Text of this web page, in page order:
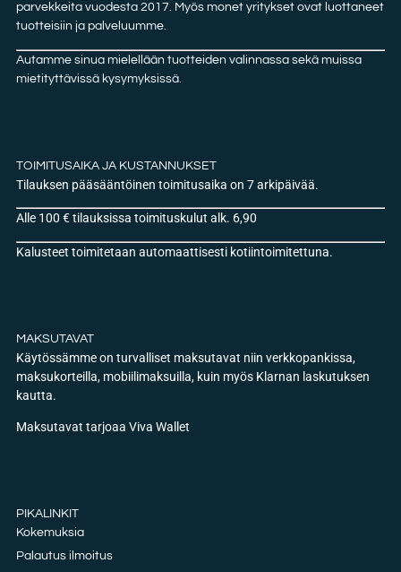
parvekkeita vuodesta 2017. Myös monet yritykset ovat luottaneet
tuotteisiin ja palveluumme.
Autamme sinua mielellään tuotteiden valinnassa sekä muissa
mietityttävissä kysymyksissä.
TOIMITUSAIKA JA KUSTANNUKSET
Tilauksen pääsääntöinen toimitusaika on 7 arkipäivää.
Alle 100 € tilauksissa toimituskulut alk. 6,90
Kalusteet toimitetaan automaattisesti kotiintoimitettuna.
MAKSUTAVAT
Käytössämme on turvalliset maksutavat niin verkkopankissa,
maksukorteilla, mobiilimaksuilla, kuin myös Klarnan laskutuksen
kautta.
Maksutavat tarjoaa Viva Wallet
PIKALINKIT
Kokemuksia
Palautus ilmoitus